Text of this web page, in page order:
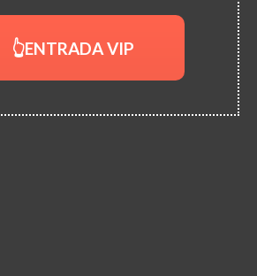
👆ENTRADA VIP